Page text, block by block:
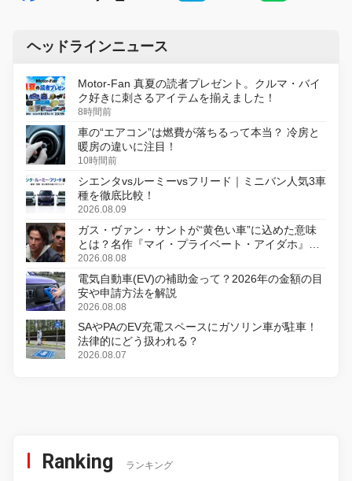
ヘッドラインニュース
Motor-Fan 真夏の読者プレゼント。クルマ・バイ
ク好きに刺さるアイテムを揃えました！
8時間前
車の“エアコン”は燃費が落ちるって本当？ 冷房と
暖房の違いに注目！
10時間前
シエンタvsルーミーvsフリード｜ミニバン人気3車
種を徹底比較！
2026.08.09
ガス・ヴァン・サントが“黄色い車”に込めた意味
とは？名作『マイ・プライベート・アイダホ』が
初のデジタルリマスター版で復活
2026.08.08
電気自動車(EV)の補助金って？2026年の金額の目
安や申請方法を解説
2026.08.08
SAやPAのEV充電スペースにガソリン車が駐車！
法律的にどう扱われる？
2026.08.07
Ranking ランキング